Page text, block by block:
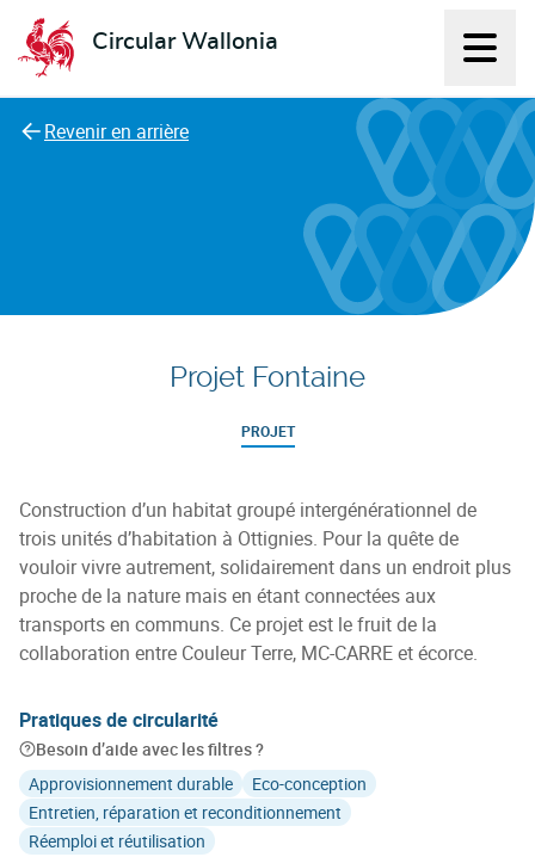
Circular Wallonia
L'économie circulaire
Revenir en arrière
Projet Fontaine
PROJET
Construction d’un habitat groupé intergénérationnel de
trois unités d’habitation à Ottignies. Pour la quête de
vouloir vivre autrement, solidairement dans un endroit plus
proche de la nature mais en étant connectées aux
transports en communs. Ce projet est le fruit de la
collaboration entre Couleur Terre, MC-CARRE et écorce.
Pratiques de circularité
Besoin d’aide avec les filtres ?
Approvisionnement durable
Eco-conception
Entretien, réparation et reconditionnement
Réemploi et réutilisation